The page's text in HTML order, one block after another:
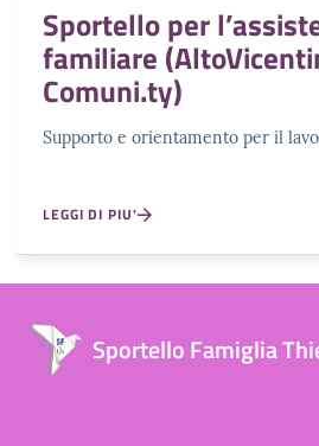
Sportello per
familiare
Comuni.ty)
Supporto e orientamento per il
LEGGI DI PIU'
Sportello Famiglia